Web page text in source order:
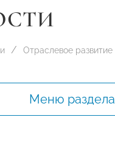
Отраслевое развитие
Меню раздела